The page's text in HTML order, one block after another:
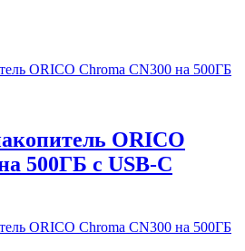
ORICO
500ГБ с USB-C